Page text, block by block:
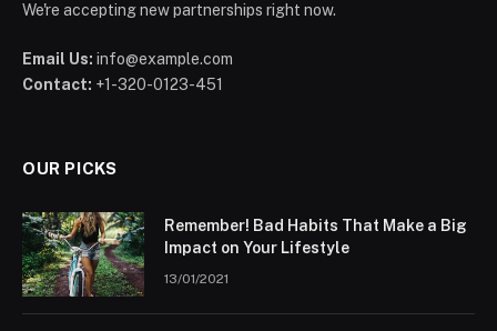
We're accepting new partnerships right now.
Email Us: info@example.com
Contact: +1-320-0123-451
OUR PICKS
Remember! Bad Habits That Make a Big
Impact on Your Lifestyle
13/01/2021